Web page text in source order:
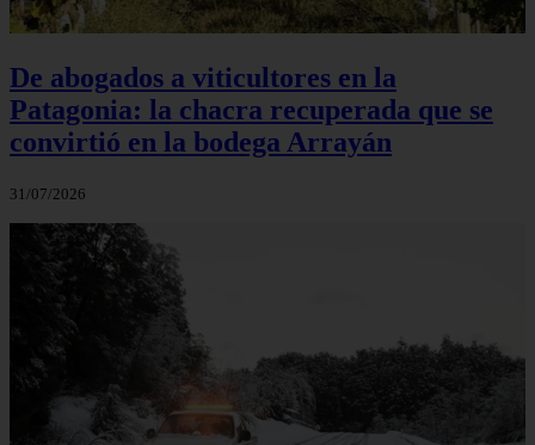
De abogados a viticultores en la
Patagonia: la chacra recuperada que se
convirtió en la bodega Arrayán
31/07/2026